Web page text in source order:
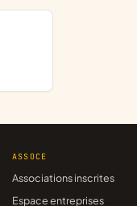
ASSOCE
Associations inscrites
Espace entreprises